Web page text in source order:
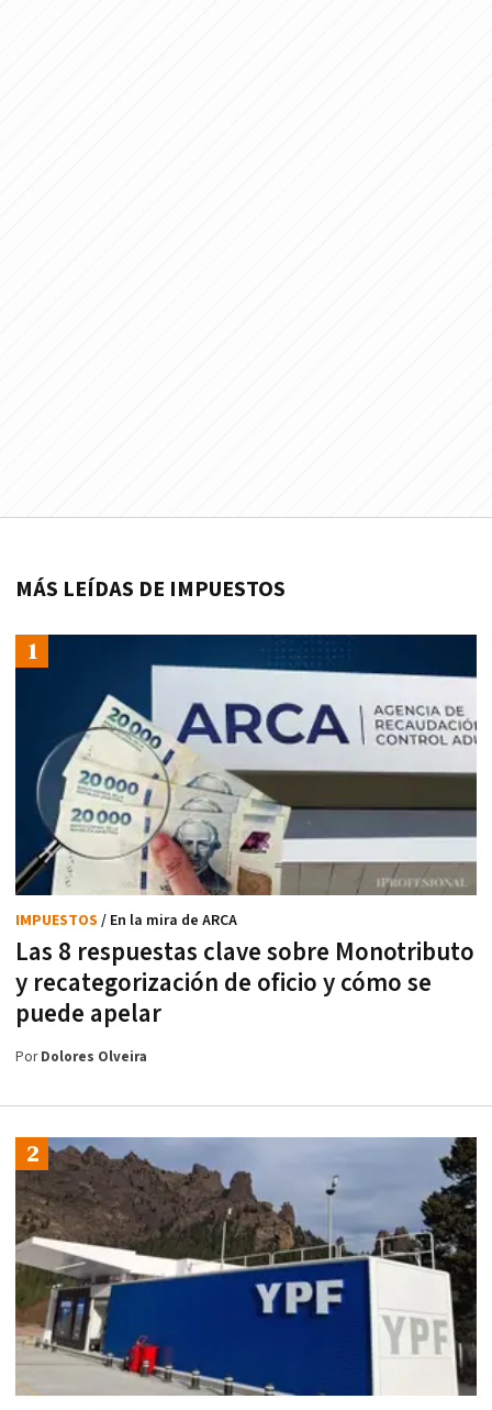
MÁS LEÍDAS DE IMPUESTOS
Las 8 respuestas clave sobre Monotributo
y recategorización de oficio y cómo se
puede apelar
IMPUESTOS / En la mira de ARCA
PorDolores Olveira